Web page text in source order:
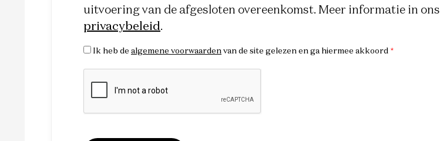
uitvoering van de afgesloten overeenkomst. Meer informatie in ons
privacybeleid .
Ik heb de algemene voorwaarden van de site gelezen en ga hiermee akkoord *